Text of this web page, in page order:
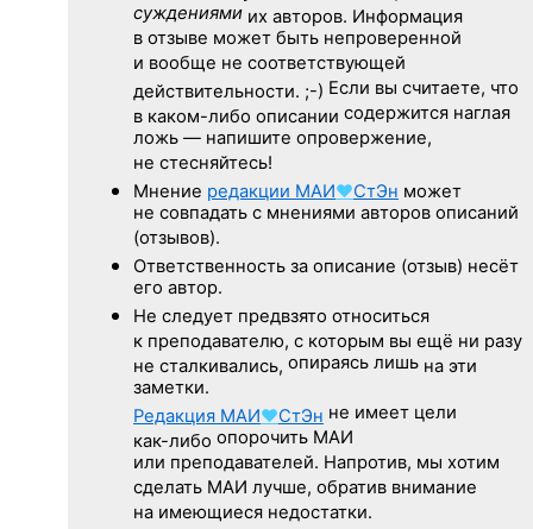
суждениями их авторов. Информация
в отзыве может быть непроверенной
и вообще не соответствующей
действительности. ;-) Если вы считаете, что
в каком-либо описании содержится наглая
ложь — напишите опровержение,
не стесняйтесь!
Мнение редакции МАИ♥СтЭн может
не совпадать с мнениями авторов описаний
(отзывов).
Ответственность за описание (отзыв) несёт
его автор.
Не следует предвзято относиться
к преподавателю, с которым вы ещё ни разу
не сталкивались, опираясь лишь на эти
заметки.
Редакция МАИ♥СтЭн не имеет цели
как-либо опорочить МАИ
или преподавателей. Напротив, мы хотим
сделать МАИ лучше, обратив внимание
на имеющиеся недостатки.